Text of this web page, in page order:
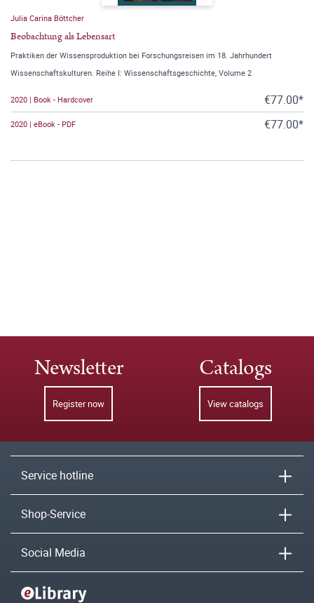
Julia Carina Böttcher
Beobachtung als Lebensart
Praktiken der Wissensproduktion bei Forschungsreisen im 18. Jahrhundert
Wissenschaftskulturen. Reihe I: Wissenschaftsgeschichte, Volume 2
2020 | Book - Hardcover €77.00*
2020 | eBook - PDF €77.00*
Newsletter
Register now
Catalogs
View catalogs
Service hotline
Shop-Service
Social Media